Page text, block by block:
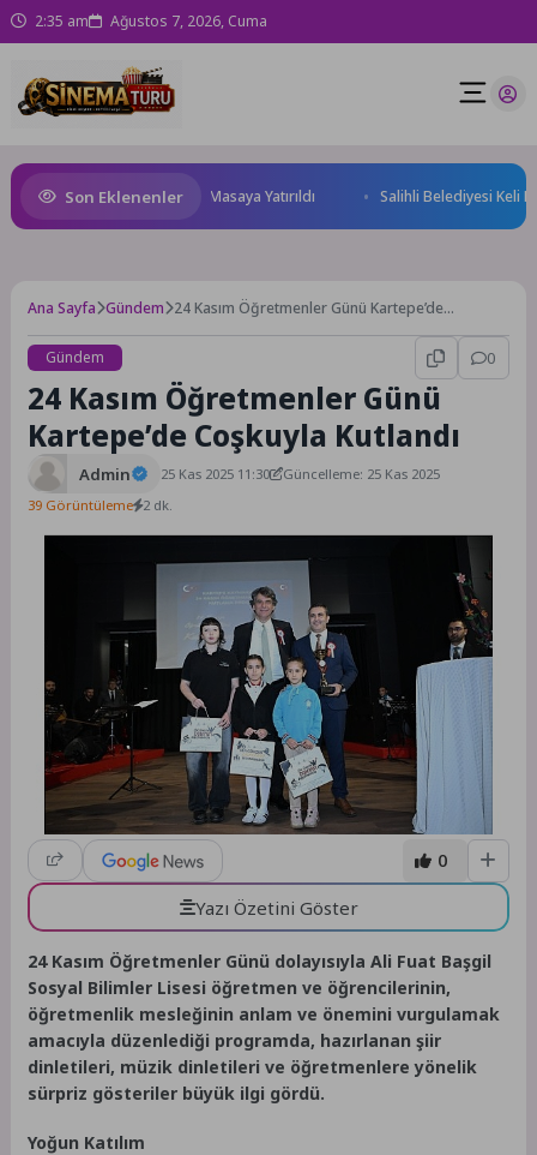
2:35 am Ağustos 7, 2026, Cuma
Son Eklenenler
ve Yatırım Potansiyeli Masaya Yatırıldı Salihli Belediyesi Keli
Ana Sayfa Gündem 24 Kasım Öğretmenler Günü Kartepe’de
Gündem
0
24 Kasım Öğretmenler Günü
Kartepe’de Coşkuyla Kutlandı
Admin 25 Kas 2025 11:30
Güncelleme: 25 Kas 2025
39 Görüntüleme 2 dk.
0
Yazı Özetini Göster
24 Kasım Öğretmenler Günü dolayısıyla Ali Fuat Başgil
Sosyal Bilimler Lisesi öğretmen ve öğrencilerinin,
öğretmenlik mesleğinin anlam ve önemini vurgulamak
amacıyla düzenlediği programda, hazırlanan şiir
dinletileri, müzik dinletileri ve öğretmenlere yönelik
sürpriz gösteriler büyük ilgi gördü.
Yoğun Katılım